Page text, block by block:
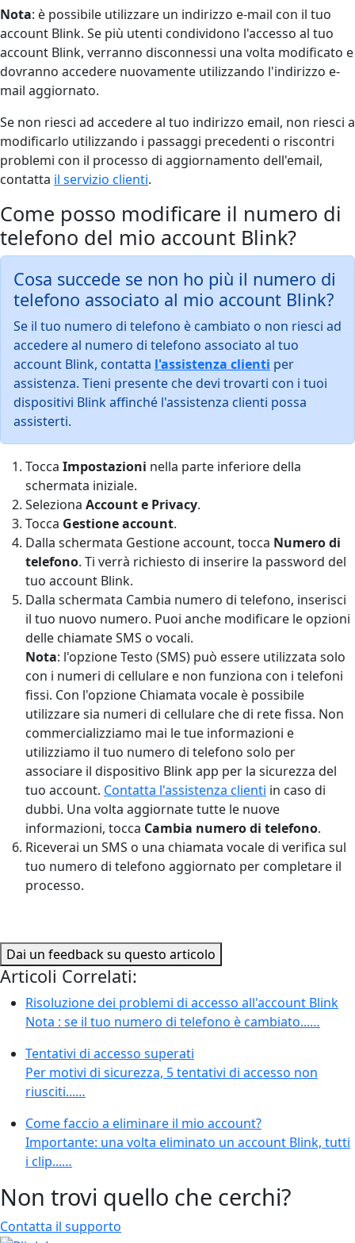
Nota: è possibile utilizzare un indirizzo e-mail con il tuo
account Blink. Se più utenti condividono l'accesso al tuo
account Blink, verranno disconnessi una volta modificato e
dovranno accedere nuovamente utilizzando l'indirizzo e-
mail aggiornato.
Se non riesci ad accedere al tuo indirizzo email, non riesci a
modificarlo utilizzando i passaggi precedenti o riscontri
problemi con il processo di aggiornamento dell'email,
contatta il servizio clienti.
Come posso modificare il numero di
telefono del mio account Blink?
Cosa succede se non ho più il numero di
telefono associato al mio account Blink?
Se il tuo numero di telefono è cambiato o non riesci ad
accedere al numero di telefono associato al tuo
account Blink, contatta l'assistenza clienti per
assistenza. Tieni presente che devi trovarti con i tuoi
dispositivi Blink affinché l'assistenza clienti possa
assisterti.
Tocca Impostazioni nella parte inferiore della
schermata iniziale.
Seleziona Account e Privacy.
Tocca Gestione account.
Dalla schermata Gestione account, tocca Numero di
telefono. Ti verrà richiesto di inserire la password del
tuo account Blink.
Dalla schermata Cambia numero di telefono, inserisci
il tuo nuovo numero. Puoi anche modificare le opzioni
delle chiamate SMS o vocali.
Nota: l'opzione Testo (SMS) può essere utilizzata solo
con i numeri di cellulare e non funziona con i telefoni
fissi. Con l'opzione Chiamata vocale è possibile
utilizzare sia numeri di cellulare che di rete fissa. Non
commercializziamo mai le tue informazioni e
utilizziamo il tuo numero di telefono solo per
associare il dispositivo Blink app per la sicurezza del
tuo account. Contatta l'assistenza clienti in caso di
dubbi. Una volta aggiornate tutte le nuove
informazioni, tocca Cambia numero di telefono.
Riceverai un SMS o una chiamata vocale di verifica sul
tuo numero di telefono aggiornato per completare il
processo.
Dai un feedback su questo articolo
Articoli Correlati:
Risoluzione dei problemi di accesso all'account Blink
Nota : se il tuo numero di telefono è cambiato...…
Tentativi di accesso superati
Per motivi di sicurezza, 5 tentativi di accesso non
riusciti...…
Come faccio a eliminare il mio account?
Importante: una volta eliminato un account Blink, tutti
i clip...…
Non trovi quello che cerchi?
Contatta il supporto